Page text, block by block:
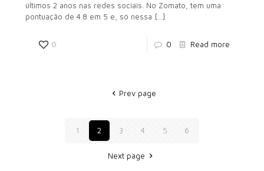
últimos 2 anos nas redes sociais. No Zomato, tem uma
pontuação de 4.8 em 5 e, só nessa […]
0 0 Read more
Prev page
1 2 3 4 5 6
Next page